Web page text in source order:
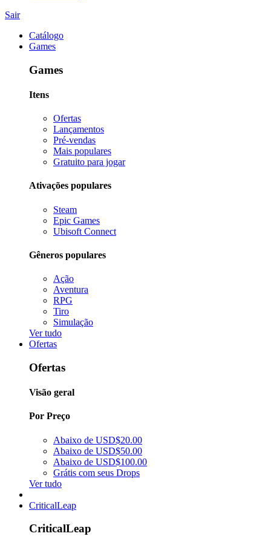
Sair
Catálogo
Games
Games
Itens
Ofertas
Lançamentos
Pré-vendas
Mais populares
Gratuito para jogar
Ativações populares
Steam
Epic Games
Ubisoft Connect
Gêneros populares
Ação
Aventura
RPG
Tiro
Simulação
Ver tudo
Ofertas
Ofertas
Visão geral
Por Preço
Abaixo de USD$20.00
Abaixo de USD$50.00
Abaixo de USD$100.00
Grátis com seus Drops
Ver tudo
CriticalLeap
CriticalLeap